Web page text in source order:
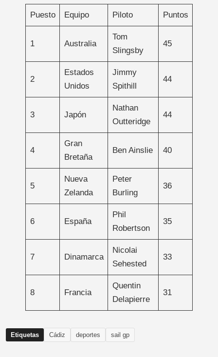
Puesto Equipo Piloto Puntos
1 Australia
Tom
Slingsby
45
2
Estados
Unidos
Jimmy
Spithill
44
3 Japón
Nathan
Outteridge
44
4
Gran
Bretaña
Ben Ainslie 40
5
Nueva
Zelanda
Peter
Burling
36
6 España
Phil
Robertson
35
7 Dinamarca
Nicolai
Sehested
33
8 Francia
Quentin
Delapierre
31
Etiquetas Cádiz deportes sail gp